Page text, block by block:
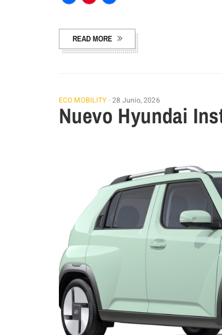
Facebook
Pinterest
Compartir
READ MORE
ECO MOBILITY 28 Junio, 2026
Nuevo Hyundai